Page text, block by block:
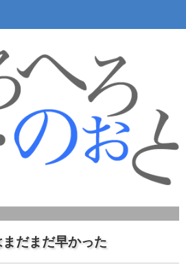
だまだ早かった